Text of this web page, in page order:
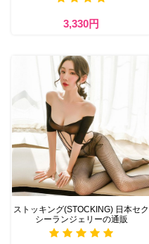
3,330円
ストッキング(STOCKING) 日本セク
シーランジェリーの通販